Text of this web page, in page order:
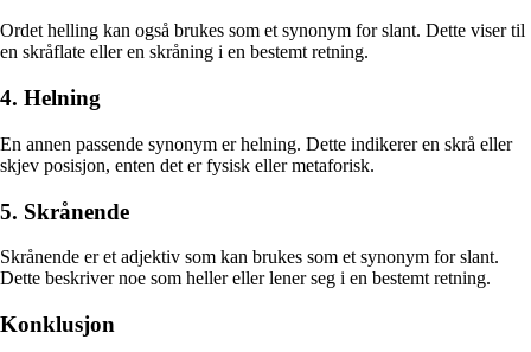
Ordet helling kan også brukes som et synonym for slant. Dette viser til
en skråflate eller en skråning i en bestemt retning.
4. Helning
En annen passende synonym er helning. Dette indikerer en skrå eller
skjev posisjon, enten det er fysisk eller metaforisk.
5. Skrånende
Skrånende er et adjektiv som kan brukes som et synonym for slant.
Dette beskriver noe som heller eller lener seg i en bestemt retning.
Konklusjon